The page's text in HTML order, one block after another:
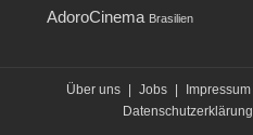
AdoroCinema Brasilien
Über uns Jobs Impressum
Datenschutzerklärung